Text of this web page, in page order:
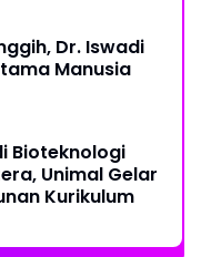
Dr. Iswadi
Manusia
Bioteknologi
Unimal Gelar
Kurikulum